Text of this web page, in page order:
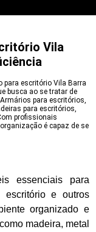
Vila
para escritório Vila Barra
busca ao se tratar de
para escritórios,
para escritórios,
profissionais
é capaz de se
essenciais para
escritório e outros
organizado e
madeira, metal